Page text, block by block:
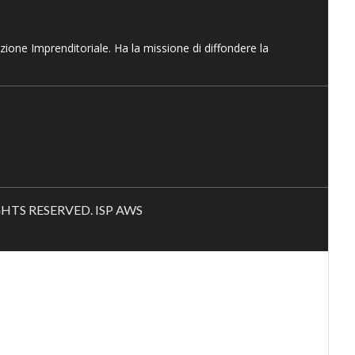
Imprenditoriale. Ha la missione di diffondere la
RESERVED. ISP AWS